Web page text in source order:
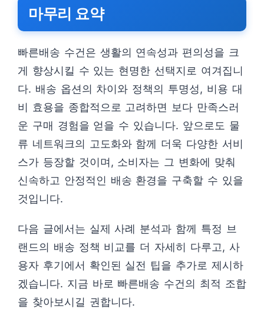
마무리 요약
빠른배송 수건은 생활의 연속성과 편의성을 크
게 향상시킬 수 있는 현명한 선택지로 여겨집니
다. 배송 옵션의 차이와 정책의 투명성, 비용 대
비 효용을 종합적으로 고려하면 보다 만족스러
운 구매 경험을 얻을 수 있습니다. 앞으로도 물
류 네트워크의 고도화와 함께 더욱 다양한 서비
스가 등장할 것이며, 소비자는 그 변화에 맞춰
신속하고 안정적인 배송 환경을 구축할 수 있을
것입니다.
다음 글에서는 실제 사례 분석과 함께 특정 브
랜드의 배송 정책 비교를 더 자세히 다루고, 사
용자 후기에서 확인된 실전 팁을 추가로 제시하
겠습니다. 지금 바로 빠른배송 수건의 최적 조합
을 찾아보시길 권합니다.